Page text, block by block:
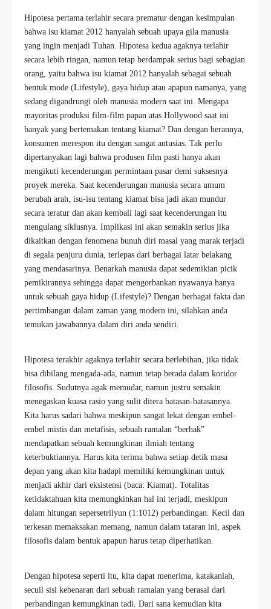
Hipotesa pertama terlahir secara prematur dengan kesimpulan
bahwa isu kiamat 2012 hanyalah sebuah upaya gila manusia
yang ingin menjadi Tuhan. Hipotesa kedua agaknya terlahir
secara lebih ringan, namun tetap berdampak serius bagi sebagian
orang, yaitu bahwa isu kiamat 2012 hanyalah sebagai sebuah
bentuk mode (Lifestyle), gaya hidup atau apapun namanya, yang
sedang digandrungi oleh manusia modern saat ini. Mengapa
mayoritas produksi film-film papan atas Hollywood saat ini
banyak yang bertemakan tentang kiamat? Dan dengan herannya,
konsumen merespon itu dengan sangat antusias. Tak perlu
dipertanyakan lagi bahwa produsen film pasti hanya akan
mengikuti kecenderungan permintaan pasar demi suksesnya
proyek mereka. Saat kecenderungan manusia secara umum
berubah arah, isu-isu tentang kiamat bisa jadi akan mundur
secara teratur dan akan kembali lagi saat kecenderungan itu
mengulang siklusnya. Implikasi ini akan semakin serius jika
dikaitkan dengan fenomena bunuh diri masal yang marak terjadi
di segala penjuru dunia, terlepas dari berbagai latar belakang
yang mendasarinya. Benarkah manusia dapat sedemikian picik
pemikirannya sehingga dapat mengorbankan nyawanya hanya
untuk sebuah gaya hidup (Lifestyle)? Dengan berbagai fakta dan
pertimbangan dalam zaman yang modern ini, silahkan anda
temukan jawabannya dalam diri anda sendiri.
Hipotesa terakhir agaknya terlahir secara berlebihan, jika tidak
bisa dibilang mengada-ada, namun tetap berada dalam koridor
filosofis. Sudutnya agak memudar, namun justru semakin
menegaskan kuasa rasio yang sulit ditera batasan-batasannya.
Kita harus sadari bahwa meskipun sangat lekat dengan embel-
embel mistis dan metafisis, sebuah ramalan “berhak”
mendapatkan sebuah kemungkinan ilmiah tentang
keterbuktiannya. Harus kita terima bahwa setiap detik masa
depan yang akan kita hadapi memiliki kemungkinan untuk
menjadi akhir dari eksistensi (baca: Kiamat). Totalitas
ketidaktahuan kita memungkinkan hal ini terjadi, meskipun
dalam hitungan sepersetrilyun (1:1012) perbandingan. Kecil dan
terkesan memaksakan memang, namun dalam tataran ini, aspek
filosofis dalam bentuk apapun harus tetap diperhatikan.
Dengan hipotesa seperti itu, kita dapat menerima, katakanlah,
secuil sisi kebenaran dari sebuah ramalan yang berasal dari
perbandingan kemungkinan tadi. Dari sana kemudian kita